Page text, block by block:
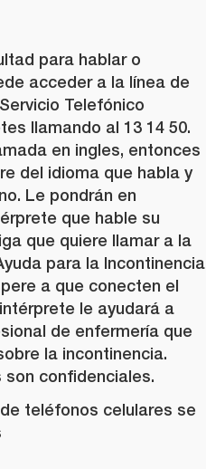
para hablar o
acceder a la línea de
Telefónico
llamando al 13 14 50.
en ingles, entonces
del idioma que habla y
Le pondrán en
que hable su
que quiere llamar a la
para la Incontinencia
a que conecten el
le ayudará a
de enfermería que
la incontinencia.
confidenciales.
teléfonos celulares se